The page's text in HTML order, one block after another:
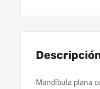
Mandíbula plana